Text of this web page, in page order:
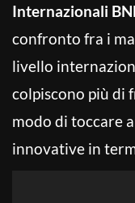
Internazionali
confronto fra i
livello
colpiscono più di
modo di toccare
innovative in